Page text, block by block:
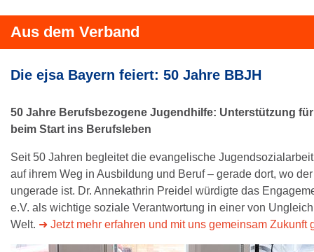
Aus dem Verband
Die ejsa Bayern feiert: 50 Jahre BBJH
50 Jahre Berufsbezogene Jugendhilfe: Unterstützung
beim Start ins Berufsleben
Seit 50 Jahren begleitet die evangelische
auf ihrem Weg in Ausbildung und Beruf – gerade dort, wo
ungerade ist. Dr. Annekathrin Preidel würdigte das
e.V. als wichtige soziale Verantwortung in einer von
Welt. ➜ Jetzt mehr erfahren und mit uns gemeinsam Zukunft